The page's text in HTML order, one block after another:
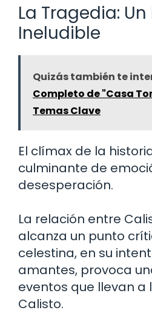
La Tragedia: Un
Ineludible
Quizás también te
Completo de "Casa
Temas Clave
El clímax de la
culminante de
desesperación.
La relación entre
alcanza un punto
celestina, en su
amantes, provoca
eventos que llevan a
Calisto.